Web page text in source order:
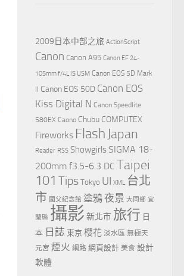
2009日本中部之旅 ActionScript
Canon Canon A95 Canon EF 24-
105mm f/4L IS USM Canon EOS 5D Mark
Canon EOS 50D Canon EOS
Kiss Digital N Canon Speedlite
580EX Caono Chubu COMPUTEX
Fireworks Flash Japan
Reader RSS Showgirls SIGMA 18-
200mm f3.5-6.3 DC Taipei
101 Tips Tokyo UI XML 台北
市 國父紀念館 塗鴉夜景 大同鄉 宜
蘭縣 攝影 新北市 旅行 日
本 日誌 東京 櫻花 淡水區 無極天
元宮 煙火 網路 網頁設計 美食 設計
軟體